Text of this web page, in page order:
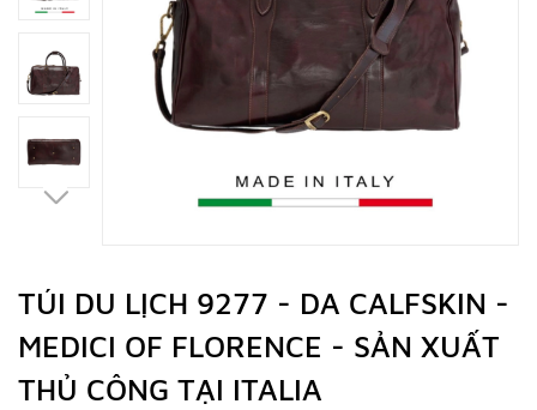
TÚI DU LỊCH 9277 - DA CALFSKIN -
MEDICI OF FLORENCE - SẢN XUẤT
THỦ CÔNG TẠI ITALIA